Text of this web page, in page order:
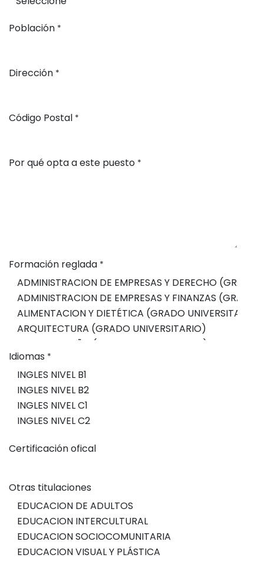
Población *
Dirección *
Código Postal *
Por qué opta a este puesto *
Formación reglada *
Idiomas *
Certificación ofical
Otras titulaciones